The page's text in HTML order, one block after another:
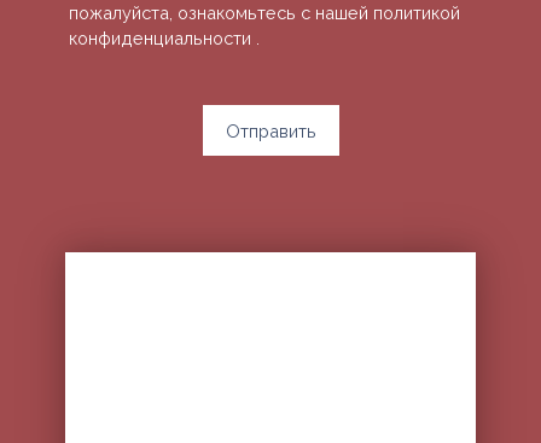
пожалуйста, ознакомьтесь с нашей политикой
конфиденциальности
Отправить